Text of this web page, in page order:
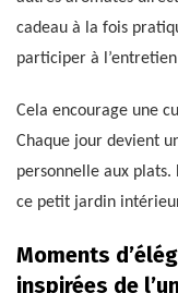
cadeau à la fois
participer à
Cela encourage une
Chaque jour devient
personnelle aux
ce petit jardin
Moments
inspirées de